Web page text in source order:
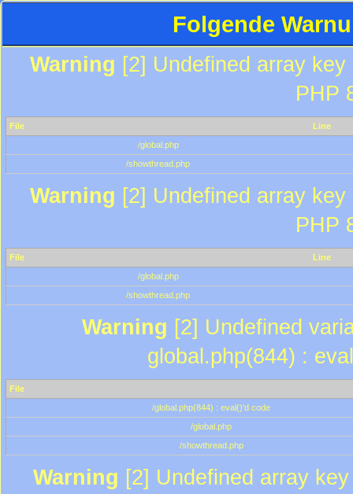
Folgende
Warning [2] Undefined array
PHP
File
Line
/global.php
/showthread.php
Warning [2] Undefined array
PHP
File
Line
/global.php
/showthread.php
Warning [2] Undefined
global.php(844) :
File
/global.php(844) : eval()'d code
/global.php
/showthread.php
Warning [2] Undefined array